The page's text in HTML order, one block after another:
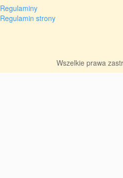
Regulaminy
Regulamin strony
Wszelkie prawa